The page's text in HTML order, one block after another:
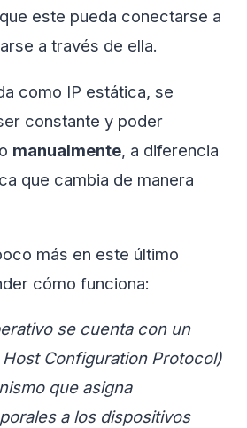
este pueda conectarse a
a través de ella.
como IP estática, se
constante y poder
manualmente, a diferencia
que cambia de manera
más en este último
cómo funciona:
se cuenta con un
Configuration Protocol)
que asigna
a los dispositivos